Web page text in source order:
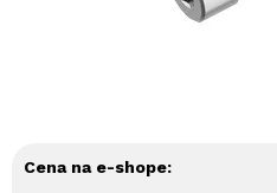
Cena na e-shope: